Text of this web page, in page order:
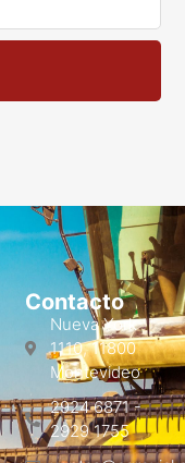
Contacto
Nueva York
1110, 11800
Montevideo
2924 6871 -
2929 1755